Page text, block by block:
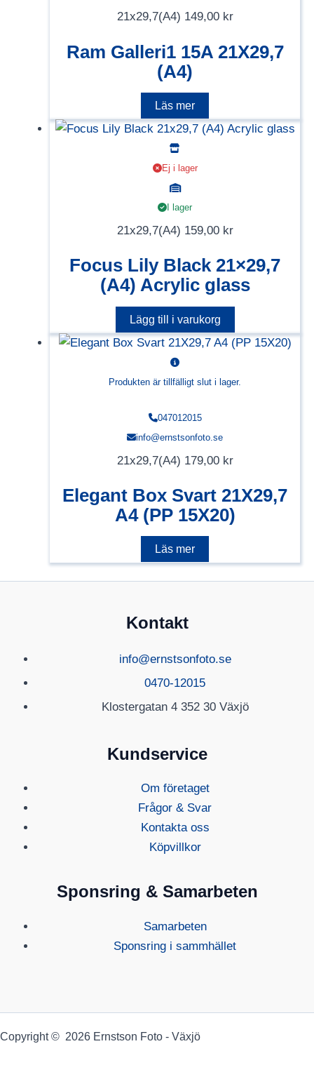
21x29,7(A4) 149,00 kr
Ram Galleri1 15A 21X29,7
(A4)
Läs mer
Ej i lager
I lager
21x29,7(A4) 159,00 kr
Focus Lily Black 21×29,7
(A4) Acrylic glass
Lägg till i varukorg
Produkten är tillfälligt slut i lager.
047012015
info@ernstsonfoto.se
21x29,7(A4) 179,00 kr
Elegant Box Svart 21X29,7
A4 (PP 15X20)
Läs mer
Kontakt
info@ernstsonfoto.se
0470-12015
Klostergatan 4 352 30 Växjö
Kundservice
Om företaget
Frågor & Svar
Kontakta oss
Köpvillkor
Sponsring & Samarbeten
Samarbeten
Sponsring i sammhället
Copyright © 2026 Ernstson Foto - Växjö